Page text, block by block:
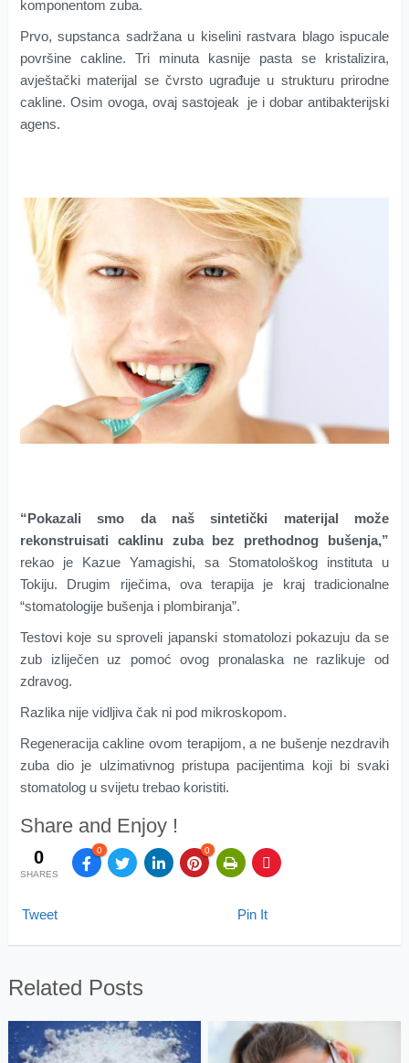
komponentom zuba.
Prvo, supstanca sadržana u kiselini rastvara blago ispucale
površine cakline. Tri minuta kasnije pasta se kristalizira,
avještački materijal se čvrsto ugrađuje u strukturu prirodne
cakline. Osim ovoga, ovaj sastojeak je i dobar antibakterijski
agens.
“Pokazali smo da naš sintetički materijal može
rekonstruisati caklinu zuba bez prethodnog bušenja,”
rekao je Kazue Yamagishi, sa Stomatološkog instituta u
Tokiju. Drugim riječima, ova terapija je kraj tradicionalne
“stomatologije bušenja i plombiranja”.
Testovi koje su sproveli japanski stomatolozi pokazuju da se
zub izliječen uz pomoć ovog pronalaska ne razlikuje od
zdravog.
Razlika nije vidljiva čak ni pod mikroskopom.
Regeneracija cakline ovom terapijom, a ne bušenje nezdravih
zuba dio je ulzimativnog pristupa pacijentima koji bi svaki
stomatolog u svijetu trebao koristiti.
Share and Enjoy !
0
SHARES
0 0
Tweet Pin It
Related Posts